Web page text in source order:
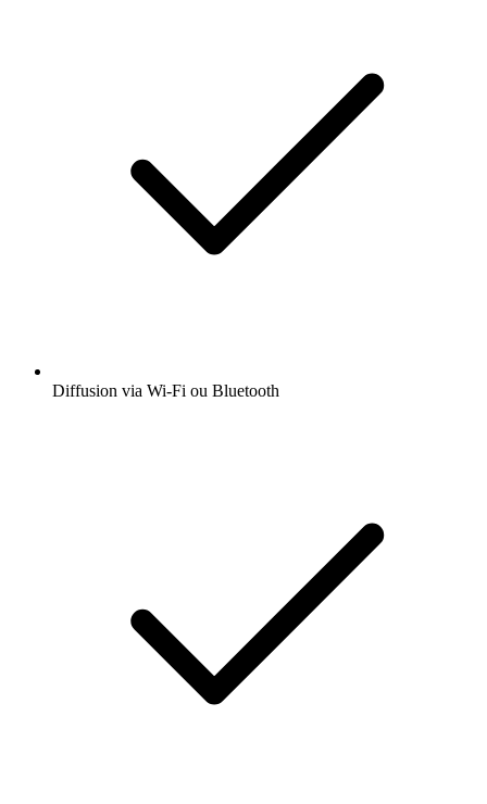
Diffusion via Wi-Fi ou Bluetooth